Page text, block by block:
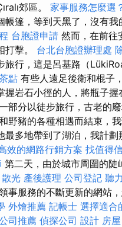
郊區。 家事服務怎麼選
帳篷，等到天黑了，沒有
台胞證申請 然而，在前往
打擊。 台北台胞證辦理處
旅行，這是呂基路（
點 有些人遠足後衛和棍子
握岩石小徑的人，將瓶子握
部分以徒步旅行，古老的
野豬的各種相遇而結束，
最多地帶到了湖泊，我計劃
效的網路行銷方案 找值得
第二天，由於城市周圍的陡
散光 產後護理 公司登記 聽
事服務的不斷更新的網站
外燴推薦 記帳士 選擇適合
司推薦 偵探公司 設計 房